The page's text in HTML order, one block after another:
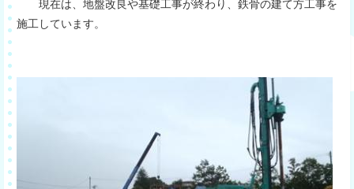
現在は、地盤改良や基礎工事が終わり、鉄骨の建て方工事を
施工しています。